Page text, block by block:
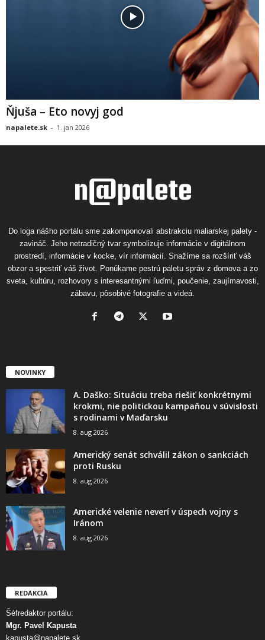
Ňjuša – Eto novyj god
napalete.sk - 1. jan 2026
Do loga nášho portálu sme zakomponovali abstrakciu maliarskej palety -
zavináč. Jeho netradičný tvar symbolizuje informácie v digitálnom
prostredí, informácie v kocke, vír informácií. Snažíme sa rozšíriť váš
obzor a spestriť váš život. Ponúkame pestrú paletu správ z domova a zo
sveta, kultúru, rozhovory s interesantnými ľuďmi, poučenie, zaujímavosti,
zábavu, pôsobivé fotografie a videá.
NOVINKY
A. Daško: Situáciu treba riešiť konkrétnymi
krokmi, nie politickou kampaňou v súvislosti
s rodinami v Maďarsku
8. aug 2026
Americký senát schválil zákon o sankciách
proti Rusku
8. aug 2026
Americké velenie neverí v úspech vojny s
Iránom
8. aug 2026
REDAKCIA
Šéfredaktor portálu:
Mgr. Pavel Kapusta
kapusta@napalete.sk